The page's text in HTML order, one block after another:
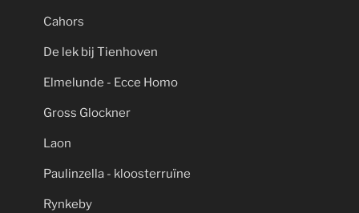
Cahors
De lek bij Tienhoven
Elmelunde - Ecce Homo
Gross Glockner
Laon
Paulinzella - kloosterruïne
Rynkeby